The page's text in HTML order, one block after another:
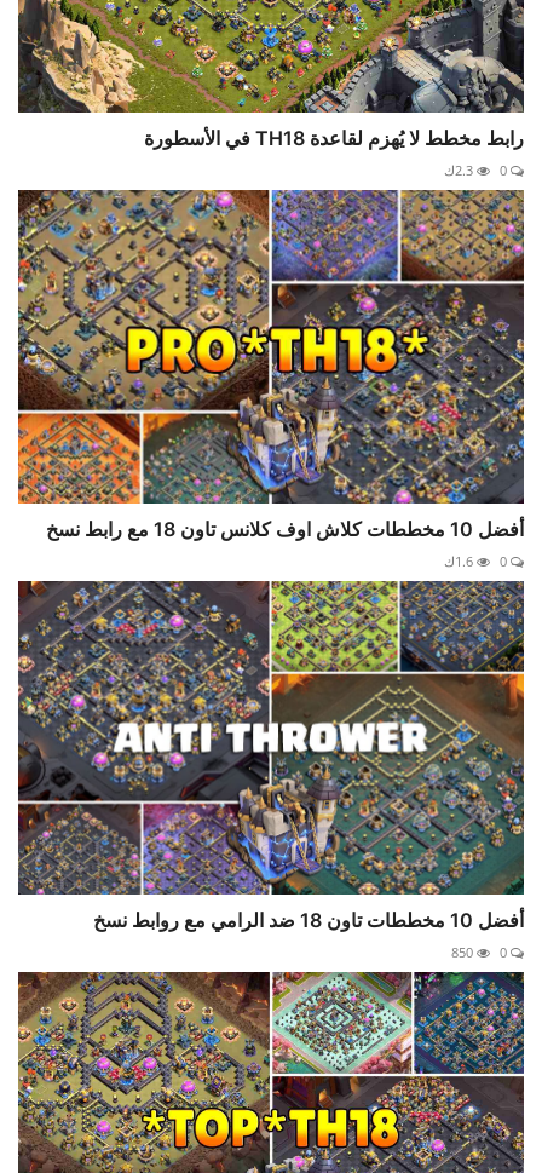
رابط مخطط لا يُهزم لقاعدة TH18 في الأسطورة
أفضل 10 مخططات كلاش اوف كلانس تاون 18 مع رابط نسخ
أفضل 10 مخططات تاون 18 ضد الرامي مع روابط نسخ